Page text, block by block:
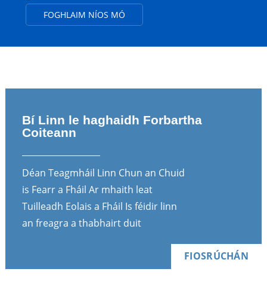
FOGHLAIM NÍOS MÓ
Bí Linn le haghaidh Forbartha
Coiteann
Déan Teagmháil Linn Chun an Chuid
is Fearr a Fháil Ar mhaith leat
Tuilleadh Eolais a Fháil Is féidir linn
an freagra a thabhairt duit
FIOSRÚCHÁN